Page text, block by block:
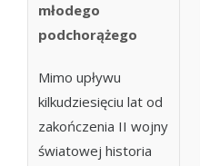
młodego
podchorążego
Mimo upływu
kilkudziesięciu lat od
zakończenia II wojny
światowej historia